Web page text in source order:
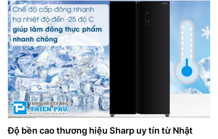
Độ bền cao thương hiệu Sharp uy tín từ Nhật